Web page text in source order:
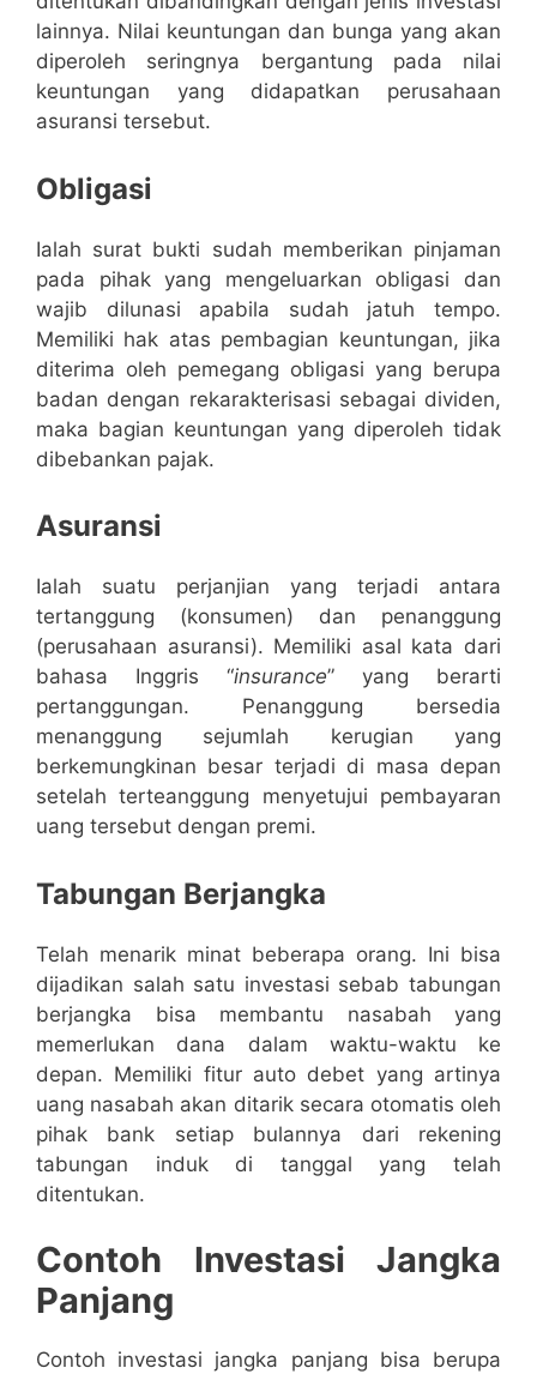
lainnya. Nilai keuntungan dan bunga yang akan
diperoleh seringnya bergantung pada nilai
keuntungan yang didapatkan perusahaan
asuransi tersebut.
Obligasi
Ialah surat bukti sudah memberikan pinjaman
pada pihak yang mengeluarkan obligasi dan
wajib dilunasi apabila sudah jatuh tempo.
Memiliki hak atas pembagian keuntungan, jika
diterima oleh pemegang obligasi yang berupa
badan dengan rekarakterisasi sebagai dividen,
maka bagian keuntungan yang diperoleh tidak
dibebankan pajak.
Asuransi
Ialah suatu perjanjian yang terjadi antara
tertanggung (konsumen) dan penanggung
(perusahaan asuransi). Memiliki asal kata dari
bahasa Inggris “insurance” yang berarti
pertanggungan. Penanggung bersedia
menanggung sejumlah kerugian yang
berkemungkinan besar terjadi di masa depan
setelah terteanggung menyetujui pembayaran
uang tersebut dengan premi.
Tabungan Berjangka
Telah menarik minat beberapa orang. Ini bisa
dijadikan salah satu investasi sebab tabungan
berjangka bisa membantu nasabah yang
memerlukan dana dalam waktu-waktu ke
depan. Memiliki fitur auto debet yang artinya
uang nasabah akan ditarik secara otomatis oleh
pihak bank setiap bulannya dari rekening
tabungan induk di tanggal yang telah
ditentukan.
Contoh Investasi Jangka
Panjang
Contoh investasi jangka panjang bisa berupa